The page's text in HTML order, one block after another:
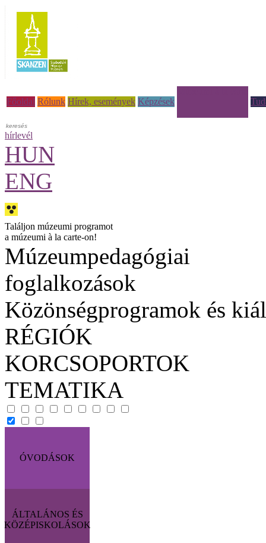
Főoldal Rólunk Hírek, események Képzések
hírlevél
HUN
ENG
Találjon múzeumi programot
a múzeumi à la carte-on!
Múzeumpedagógiai
foglalkozások
Közönségprogramok és
RÉGIÓK
KORCSOPORTOK
TEMATIKA
ÓVODÁSOK
ÁLTALÁNOS ÉS
KÖZÉPISKOLÁSOK